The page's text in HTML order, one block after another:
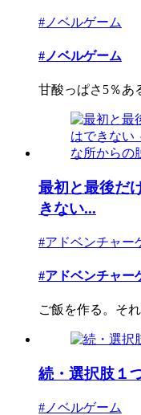
#ノベルゲーム
#ノベルゲーム
甘酸っぱさ5％あ
最初と最後だ
きない...
#アドベンチャー
#アドベンチャー
ご飯を作る。そ
続・選択肢１
#ノベルゲーム